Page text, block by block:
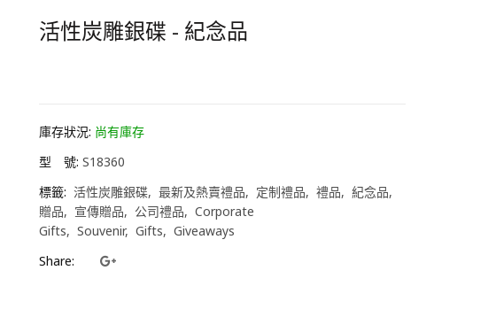
活性炭雕銀碟 - 紀念品
庫存狀況: 尚有庫存
型 號: S18360
標籤: 活性炭雕銀碟 最新及熱賣禮品 定制禮品 禮品
紀念品
贈品
宣傳贈品 公司禮品
Corporate
Gifts
Souvenir Gifts
Giveaways
Share: